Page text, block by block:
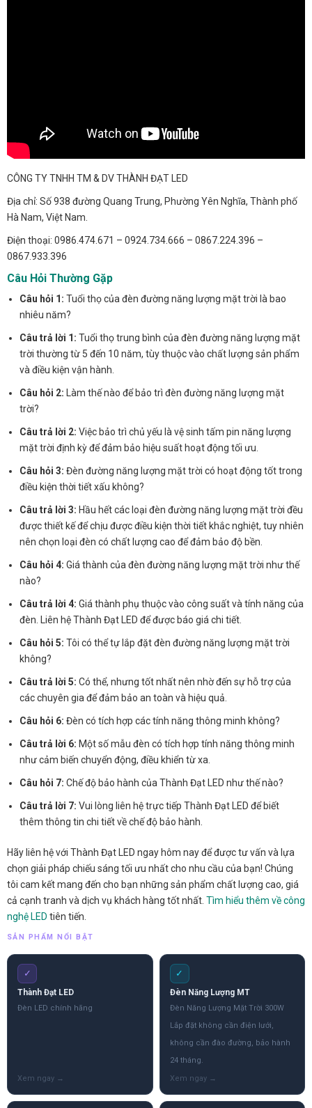
CÔNG TY TNHH TM & DV THÀNH ĐẠT LED
Địa chỉ: Số 938 đường Quang Trung, Phường Yên Nghĩa, Thành phố
Hà Nam, Việt Nam.
Điện thoại: 0986.474.671 – 0924.734.666 – 0867.224.396 –
0867.933.396
Câu Hỏi Thường Gặp
Câu hỏi 1: Tuổi thọ của đèn đường năng lượng mặt trời là bao
nhiêu năm?
Câu trả lời 1: Tuổi thọ trung bình của đèn đường năng lượng mặt
trời thường từ 5 đến 10 năm, tùy thuộc vào chất lượng sản phẩm
và điều kiện vận hành.
Câu hỏi 2: Làm thế nào để bảo trì đèn đường năng lượng mặt
trời?
Câu trả lời 2: Việc bảo trì chủ yếu là vệ sinh tấm pin năng lượng
mặt trời định kỳ để đảm bảo hiệu suất hoạt động tối ưu.
Câu hỏi 3: Đèn đường năng lượng mặt trời có hoạt động tốt trong
điều kiện thời tiết xấu không?
Câu trả lời 3: Hầu hết các loại đèn đường năng lượng mặt trời đều
được thiết kế để chịu được điều kiện thời tiết khắc nghiệt, tuy nhiên
nên chọn loại đèn có chất lượng cao để đảm bảo độ bền.
Câu hỏi 4: Giá thành của đèn đường năng lượng mặt trời như thế
nào?
Câu trả lời 4: Giá thành phụ thuộc vào công suất và tính năng của
đèn. Liên hệ Thành Đạt LED để được báo giá chi tiết.
Câu hỏi 5: Tôi có thể tự lắp đặt đèn đường năng lượng mặt trời
không?
Câu trả lời 5: Có thể, nhưng tốt nhất nên nhờ đến sự hỗ trợ của
các chuyên gia để đảm bảo an toàn và hiệu quả.
Câu hỏi 6: Đèn có tích hợp các tính năng thông minh không?
Câu trả lời 6: Một số mẫu đèn có tích hợp tính năng thông minh
như cảm biến chuyển động, điều khiển từ xa.
Câu hỏi 7: Chế độ bảo hành của Thành Đạt LED như thế nào?
Câu trả lời 7: Vui lòng liên hệ trực tiếp Thành Đạt LED để biết
thêm thông tin chi tiết về chế độ bảo hành.
Hãy liên hệ với Thành Đạt LED ngay hôm nay để được tư vấn và lựa
chọn giải pháp chiếu sáng tối ưu nhất cho nhu cầu của bạn! Chúng
tôi cam kết mang đến cho bạn những sản phẩm chất lượng cao, giá
cả cạnh tranh và dịch vụ khách hàng tốt nhất. Tìm hiểu thêm về công
nghệ LED tiên tiến.
SẢN PHẨM NỔI BẬT
✓
Thành Đạt LED
Đèn LED chính hãng
✓
Đèn Năng Lượng MT
Đèn Năng Lượng Mặt Trời 300W
Lắp đặt không cần điện lưới,
không cần đào đường, bảo hành
24 tháng.